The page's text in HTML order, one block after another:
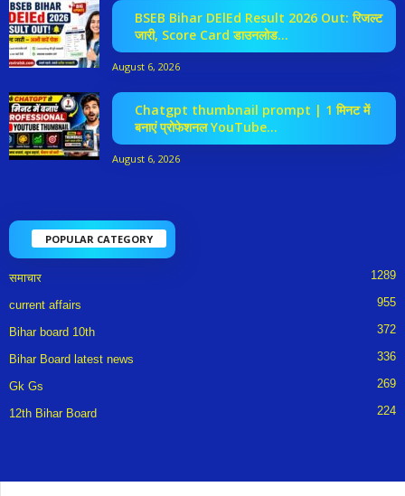
BSEB Bihar DElEd Result 2026 Out: रिजल्ट
जारी, Score Card डाउनलोड...
August 6, 2026
Chatgpt thumbnail prompt | 1 मिनट में
बनाएं प्रोफेशनल YouTube...
August 6, 2026
POPULAR CATEGORY
समाचार 1289
current affairs 955
Bihar board 10th 372
Bihar Board latest news 336
Gk Gs 269
12th Bihar Board 224